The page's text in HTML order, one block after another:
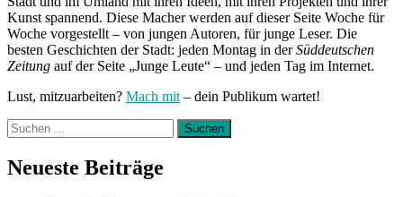
Pauline“
Kunst spannend. Diese Macher werden auf dieser Seite Woche für
Woche vorgestellt – von jungen Autoren, für junge Leser. Die
besten Geschichten der Stadt: jeden Montag in derSüddeutschen
Zeitung auf der Seite „Junge Leute“ – und jeden Tag im Internet.
Lust, mitzuarbeiten? Mach mit– dein Publikum wartet!
Suchen
nach:
Neueste Beiträge